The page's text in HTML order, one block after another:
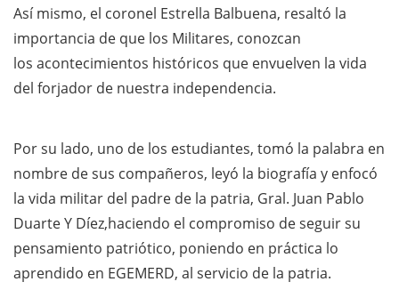
Así mismo, el coronel Estrella Balbuena, resaltó la
importancia de que los Militares, conozcan
los acontecimientos históricos que envuelven la vida
del forjador de nuestra independencia.
Por su lado, uno de los estudiantes, tomó la palabra en
nombre de sus compañeros, leyó la biografía y enfocó
la vida militar del padre de la patria, Gral. Juan Pablo
Duarte Y Díez,haciendo el compromiso de seguir su
pensamiento patriótico, poniendo en práctica lo
aprendido en EGEMERD, al servicio de la patria.